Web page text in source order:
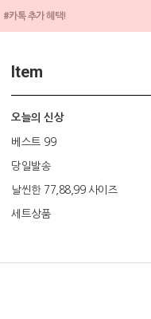
#카톡 추가 혜택!
Item
오늘의 신상
베스트 99
당일발송
날씬한 77,88,99 사이즈
세트상품